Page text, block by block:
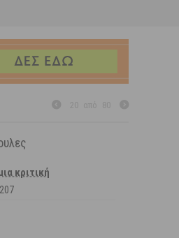
κριτική